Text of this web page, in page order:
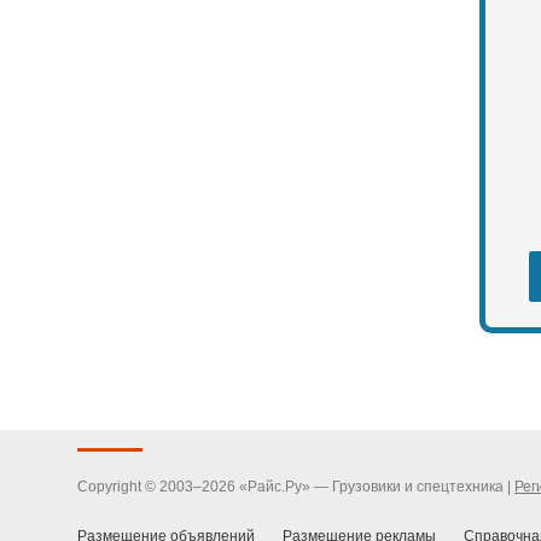
Copyright © 2003–2026 «Райс.Ру» — Грузовики и спецтехника |
Размещение объявлений Размещение рекламы